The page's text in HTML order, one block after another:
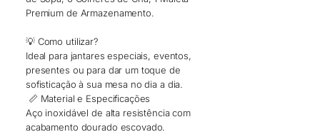
Premium de Armazenamento.
💡 Como utilizar?
Ideal para jantares especiais, eventos,
presentes ou para dar um toque de
sofisticação à sua mesa no dia a dia.
📏 Material e Especificações
Aço inoxidável de alta resistência com
acabamento dourado escovado.